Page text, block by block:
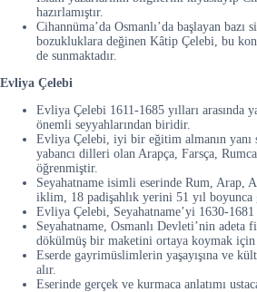
hazırlamıştır.
Cihannüma’da Osmanlı’da başlayan bazı
bozukluklara değinen Kâtip Çelebi, bu
de sunmaktadır.
Evliya Çelebi
Evliya Çelebi 1611-1685 yılları arasında
önemli seyyahlarından biridir.
Evliya Çelebi, iyi bir eğitim almanın yanı
yabancı dilleri olan Arapça, Farsça,
öğrenmiştir.
Seyahatname isimli eserinde Rum, Arap,
iklim, 18 padişahlık yerini 51 yıl boyunca
Evliya Çelebi, Seyahatname’yi 1630-1681
Seyahatname, Osmanlı Devleti’nin adeta
dökülmüş bir maketini ortaya koymak için
Eserde gayrimüslimlerin yaşayışına ve
alır.
Eserinde gerçek ve kurmaca anlatımı